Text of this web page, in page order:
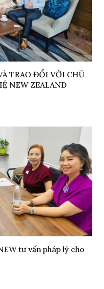
TRAO ĐỔI VỚI CHỦ
NEW ZEALAND
tư vấn pháp lý cho